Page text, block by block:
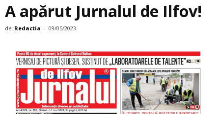
A apărut Jurnalul de Ilfov!
de Redactia - 09/05/2023